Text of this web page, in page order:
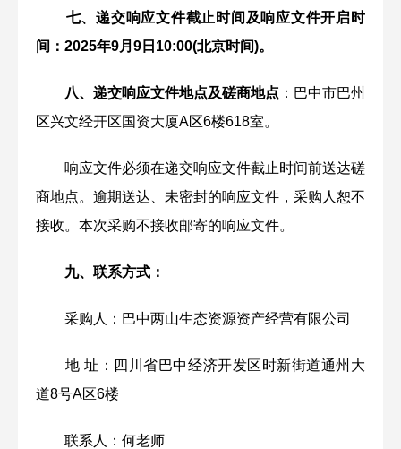
七、递交响应文件截止时间及响应文件开启时
间：2025年9月9日10:00(北京时间)。
八、递交响应文件地点及磋商地点 ：巴中市巴州
区兴文经开区国资大厦A区6楼618室。
响应文件必须在递交响应文件截止时间前送达磋
商地点。逾期送达、未密封的响应文件，采购人恕不
接收。本次采购不接收邮寄的响应文件。
九、联系方式：
采购人：巴中两山生态资源资产经营有限公司
地 址：四川省巴中经济开发区时新街道通州大
道8号A区6楼
联系人：何老师